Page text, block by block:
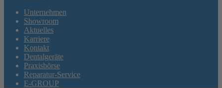
Unternehmen
Showroom
Aktuelles
Karriere
Kontakt
Dentalgeräte
Praxisbörse
Reparatur-Service
E-GROUP